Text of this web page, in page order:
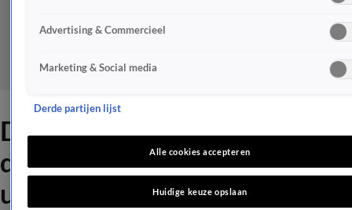
Donny Roelvink neemt
drastisch besluit over
uiterlijk
Advertising & Commercieel
Marketing & Social media
Derde partijen lijst
Alle cookies accepteren
Huidige keuze opslaan